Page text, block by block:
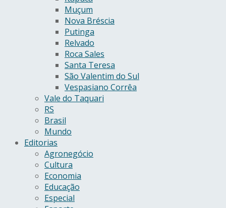
Muçum
Nova Bréscia
Putinga
Relvado
Roca Sales
Santa Teresa
São Valentim do Sul
Vespasiano Corrêa
Vale do Taquari
RS
Brasil
Mundo
Editorias
Agronegócio
Cultura
Economia
Educação
Especial